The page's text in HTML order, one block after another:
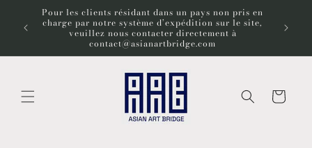
passer
au
Pour les clients résidant dans un pays non pris en
charge par notre système d’expédition sur le site,
veuillez nous contacter directement à
contact@asianartbridge.com
Panier